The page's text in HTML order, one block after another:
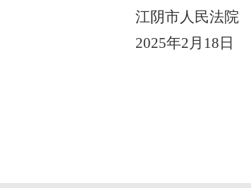
江阴市人民法院
2025年2月18日